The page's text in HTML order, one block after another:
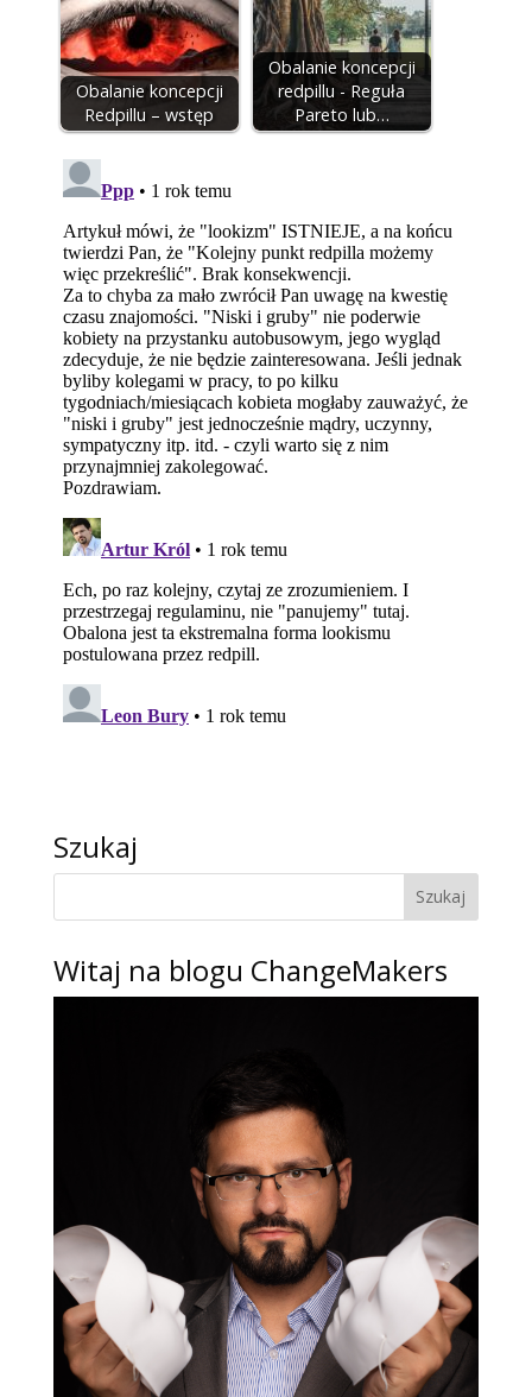
Obalanie koncepcji
Redpillu – wstęp
Obalanie koncepcji
redpillu - Reguła
Pareto lub…
Szukaj
Witaj na blogu ChangeMakers